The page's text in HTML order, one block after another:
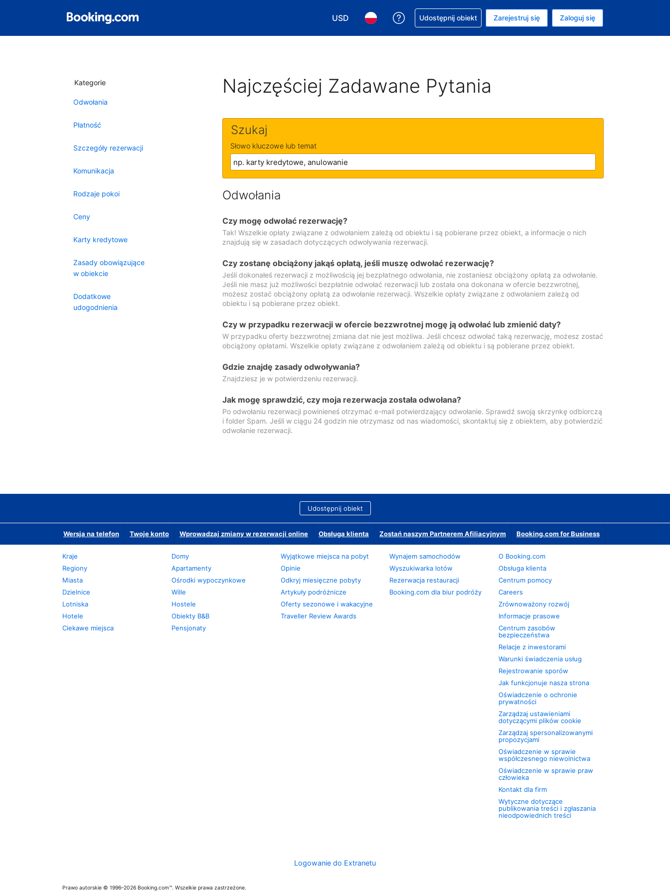
USD
Wybierz walutę. Wybrana waluta to Dolar amerykański
Wybierz język. Wybrany język to Polski
Uzyskaj pomoc w sprawie rezerwacji
Udostępnij obiekt Zarejestruj się Zaloguj się
Kategorie
Odwołania
Płatność
Szczegóły rezerwacji
Komunikacja
Rodzaje pokoi
Ceny
Karty kredytowe
Zasady obowiązujące
w obiekcie
Dodatkowe
udogodnienia
Najczęściej Zadawane Pytania
Szukaj
Słowo kluczowe lub temat
Odwołania
Czy mogę odwołać rezerwację?
Tak! Wszelkie opłaty związane z odwołaniem zależą od obiektu i są pobierane przez obiekt, a informacje o nich
znajdują się w zasadach dotyczących odwoływania rezerwacji.
Czy zostanę obciążony jakąś opłatą, jeśli muszę odwołać rezerwację?
Jeśli dokonałeś rezerwacji z możliwością jej bezpłatnego odwołania, nie zostaniesz obciążony opłatą za odwołanie.
Jeśli nie masz już możliwości bezpłatnie odwołać rezerwacji lub została ona dokonana w ofercie bezzwrotnej,
możesz zostać obciążony opłatą za odwołanie rezerwacji. Wszelkie opłaty związane z odwołaniem zależą od
obiektu i są pobierane przez obiekt.
Czy w przypadku rezerwacji w ofercie bezzwrotnej mogę ją odwołać lub zmienić daty?
W przypadku oferty bezzwrotnej zmiana dat nie jest możliwa. Jeśli chcesz odwołać taką rezerwację, możesz zostać
obciążony opłatami. Wszelkie opłaty związane z odwołaniem zależą od obiektu i są pobierane przez obiekt.
Gdzie znajdę zasady odwoływania?
Znajdziesz je w potwierdzeniu rezerwacji.
Jak mogę sprawdzić, czy moja rezerwacja została odwołana?
Po odwołaniu rezerwacji powinieneś otrzymać e-mail potwierdzający odwołanie. Sprawdź swoją skrzynkę odbiorczą
i folder Spam. Jeśli w ciągu 24 godzin nie otrzymasz od nas wiadomości, skontaktuj się z obiektem, aby potwierdzić
odwołanie rezerwacji.
Udostępnij obiekt
Wersja na telefon Twoje konto Wprowadzaj zmiany w rezerwacji online Obsługa klienta Zostań naszym Partnerem Afiliacyjnym Booking.com for Business
Kraje
Regiony
Miasta
Dzielnice
Lotniska
Hotele
Ciekawe miejsca
Domy
Apartamenty
Ośrodki wypoczynkowe
Wille
Hostele
Obiekty B&B
Pensjonaty
Wyjątkowe miejsca na pobyt
Opinie
Odkryj miesięczne pobyty
Artykuły podróżnicze
Oferty sezonowe i wakacyjne
Traveller Review Awards
Wynajem samochodów
Wyszukiwarka lotów
Rezerwacja restauracji
Booking.com dla biur podróży
O Booking.com
Obsługa klienta
Centrum pomocy
Careers
Zrównoważony rozwój
Informacje prasowe
Centrum zasobów
bezpieczeństwa
Relacje z inwestorami
Warunki świadczenia usług
Rejestrowanie sporów
Jak funkcjonuje nasza strona
Oświadczenie o ochronie
prywatności
Zarządzaj ustawieniami
dotyczącymi plików cookie
Zarządzaj spersonalizowanymi
propozycjami
Oświadczenie w sprawie
współczesnego niewolnictwa
Oświadczenie w sprawie praw
człowieka
Kontakt dla firm
Wytyczne dotyczące
publikowania treści i zgłaszania
nieodpowiednich treści
Logowanie do Extranetu
Prawo autorskie © 1996–2026 Booking.com™. Wszelkie prawa zastrzeżone.